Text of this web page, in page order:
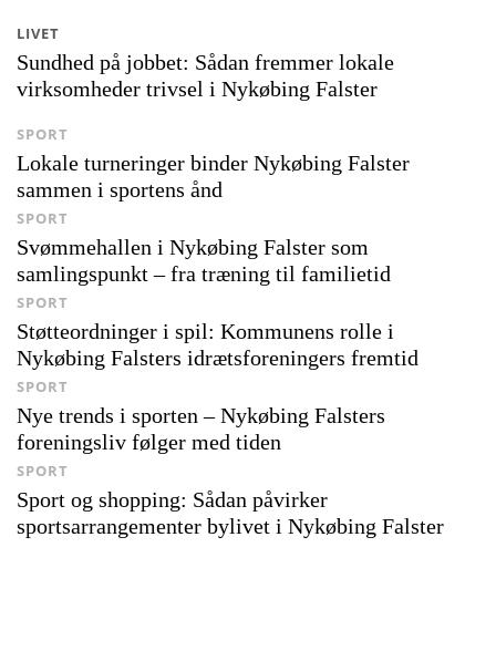
Sundhed på jobbet: Sådan fremmer lokale
virksomheder trivsel i Nykøbing Falster
LIVET
Lokale turneringer binder Nykøbing Falster
sammen i sportens ånd
SPORT
Svømmehallen i Nykøbing Falster som
samlingspunkt – fra træning til familietid
SPORT
Støtteordninger i spil: Kommunens rolle i
Nykøbing Falsters idrætsforeningers fremtid
SPORT
Nye trends i sporten – Nykøbing Falsters
foreningsliv følger med tiden
SPORT
Sport og shopping: Sådan påvirker
sportsarrangementer bylivet i Nykøbing Falster
SPORT